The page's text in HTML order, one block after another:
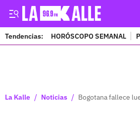
Tendencias: HORÓSCOPO SEMANAL
La Kalle / Noticias / Bogotana fallece